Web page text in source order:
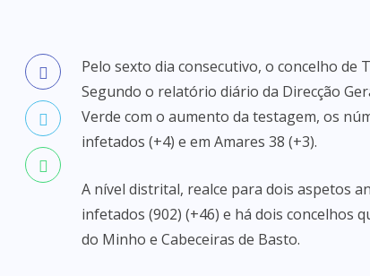
Pelo sexto dia consecutivo, o concelho
Segundo o relatório diário da Direcção
Verde com o aumento da testagem, os
infetados (+4) e em Amares 38 (+3).
A nível distrital, realce para dois aspetos
infetados (902) (+46) e há dois concelhos
do Minho e Cabeceiras de Basto.